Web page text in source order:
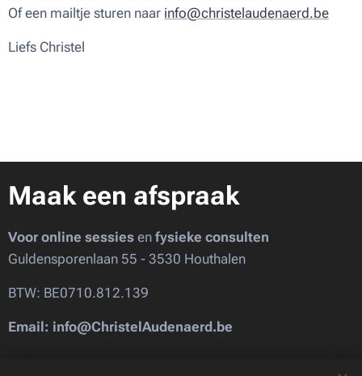
Of een mailtje sturen naar info@christelaudenaerd.be
Liefs Christel ♥
Maak een afspraak
Voor online sessies en fysieke consulten
Guldensporenlaan 55 - 3530 Houthalen
BTW: BE0710.812.139
Email: info@ChristelAudenaerd.be